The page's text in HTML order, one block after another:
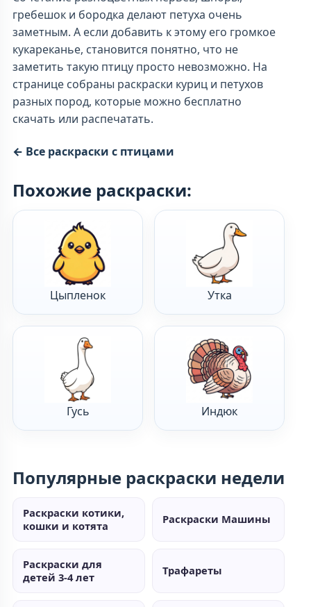
гребешок и бородка делают петуха очень
заметным. А если добавить к этому его громкое
кукареканье, становится понятно, что не
заметить такую птицу просто невозможно. На
странице собраны раскраски куриц и петухов
разных пород, которые можно бесплатно
скачать или распечатать.
← Все раскраски с птицами
Похожие раскраски:
Цыпленок Утка
Гусь Индюк
Популярные раскраски недели
Раскраски котики,
кошки и котята
Раскраски Машины
Раскраски для
детей 3-4 лет
Трафареты